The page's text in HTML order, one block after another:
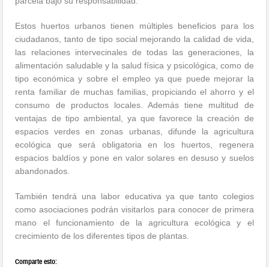
Estos huertos urbanos tienen múltiples beneficios para los
ciudadanos, tanto de tipo social mejorando la calidad de vida,
las relaciones intervecinales de todas las generaciones, la
alimentación saludable y la salud física y psicológica, como de
tipo económica y sobre el empleo ya que puede mejorar la
renta familiar de muchas familias, propiciando el ahorro y el
consumo de productos locales. Además tiene multitud de
ventajas de tipo ambiental, ya que favorece la creación de
espacios verdes en zonas urbanas, difunde la agricultura
ecológica que será obligatoria en los huertos, regenera
espacios baldíos y pone en valor solares en desuso y suelos
abandonados.
También tendrá una labor educativa ya que tanto colegios
como asociaciones podrán visitarlos para conocer de primera
mano el funcionamiento de la agricultura ecológica y el
crecimiento de los diferentes tipos de plantas.
Comparte esto: